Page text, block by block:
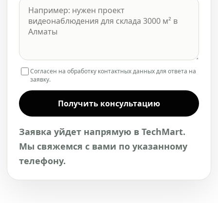
Согласен на обработку контактных данных для ответа на
заявку.
Получить консультацию
Заявка уйдет напрямую в TechMart.
Мы свяжемся с вами по указанному
телефону.